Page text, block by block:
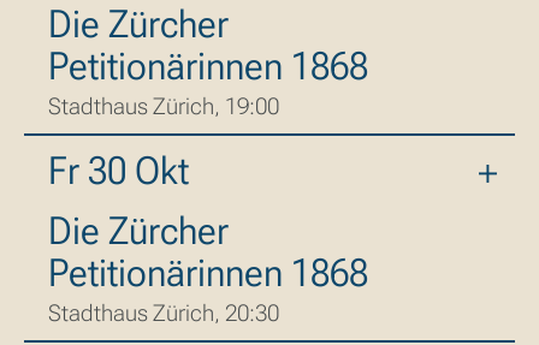
Die Zürcher
Petitionärinnen 1868
Stadthaus Zürich, 19:00
Fr 30 Okt
Die Zürcher
Petitionärinnen 1868
Stadthaus Zürich, 20:30